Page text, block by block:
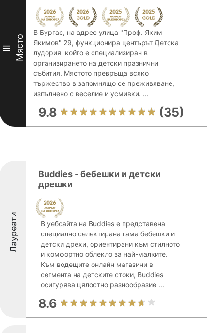
III Място
В Бургас, на адрес улица "Проф. Яким
Якимов" 29, функционира центърът Детска
лудория, който е специализиран в
организирането на детски празнични
събития. Мястото превръща всяко
тържество в запомнящо се преживяване,
изпълнено с веселие и усмивки. ...
9.8 (35)
Лауреати
Buddies - бебешки и детски
дрешки
В уебсайта на Buddies е представена
специално селектирана гама бебешки и
детски дрехи, ориентирани към стилното
и комфортно облекло за най-малките.
Към водещите онлайн магазини в
сегмента на детските стоки, Buddies
осигурява цялостно разнообразие ...
8.6